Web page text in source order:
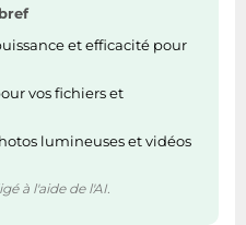
°C
et efficacité pour
vos fichiers et
lumineuses et vidéos
à l'aide de l'AI.